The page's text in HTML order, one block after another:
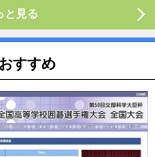
と見る
すすめ